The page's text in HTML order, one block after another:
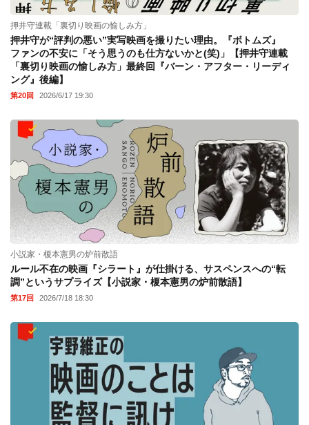
押井守連載「裏切り映画の愉しみ方」
押井守が“評判の悪い”実写映画を撮りたい理由。『ボトムズ』
ファンの不安に「そう思うのも仕方ないかと(笑)」【押井守連載
「裏切り映画の愉しみ方」最終回『バーン・アフター・リーディ
ング』後編】
第20回 2026/6/17 19:30
小説家・榎本憲男の炉前散語
ルール不在の映画『シラート』が仕掛ける、サスペンスへの“転
調”というサプライズ【小説家・榎本憲男の炉前散語】
第17回 2026/7/18 18:30